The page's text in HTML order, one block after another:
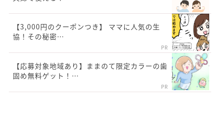
【3,000円のクーポンつき】 ママに人気の生
協！その秘密…
PR
【応募対象地域あり】ままのて限定カラーの歯
固め無料ゲット！…
PR